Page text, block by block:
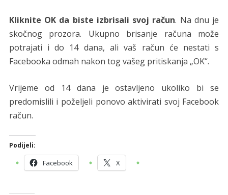
Kliknite OK da biste izbrisali svoj račun. Na dnu je
skočnog prozora. Ukupno brisanje računa može
potrajati i do 14 dana, ali vaš račun će nestati s
Facebooka odmah nakon tog vašeg pritiskanja „OK“.
Vrijeme od 14 dana je ostavljeno ukoliko bi se
predomislili i poželjeli ponovo aktivirati svoj Facebook
račun.
Podijeli:
Facebook X